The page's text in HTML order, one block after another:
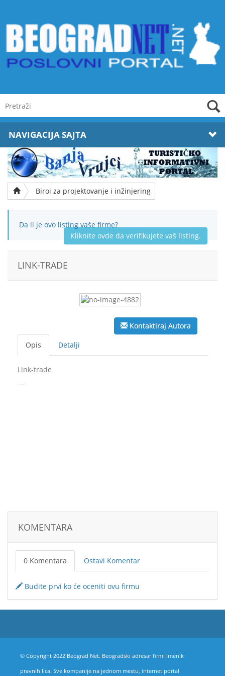
NAVIGACIJA SAJTA
Biroi za projektovanje i inžinjering
Da li je ovo listing vaše firme?
Kliknite ovde da verifikujete vaš listing.
LINK-TRADE
Kontaktiraj Autora
Opis
Detalji
Link-trade
—
KOMENTARA
0 Komentara Ostavi Komentar
Budite prvi ko će oceniti ovu firmu
© Copyright 2022 Beograd Net. Beogradski adresar firmi imenik
pravnih lica. Sve kompanije na jednom mestu, internet portal